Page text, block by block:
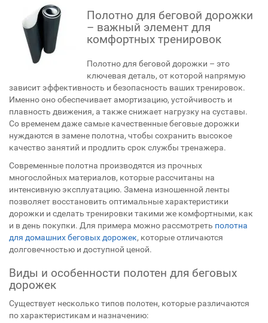
Полотно для беговой дорожки
– важный элемент для
комфортных тренировок
Полотно для беговой дорожки – это
ключевая деталь, от которой напрямую
зависит эффективность и безопасность ваших тренировок.
Именно оно обеспечивает амортизацию, устойчивость и
плавность движения, а также снижает нагрузку на суставы.
Со временем даже самые качественные беговые дорожки
нуждаются в замене полотна, чтобы сохранить высокое
качество занятий и продлить срок службы тренажера.
Современные полотна производятся из прочных
многослойных материалов, которые рассчитаны на
интенсивную эксплуатацию. Замена изношенной ленты
позволяет восстановить оптимальные характеристики
дорожки и сделать тренировки такими же комфортными, как
и в день покупки. Для примера можно рассмотреть полотна
для домашних беговых дорожек, которые отличаются
долговечностью и доступной ценой.
Виды и особенности полотен для беговых
дорожек
Существует несколько типов полотен, которые различаются
по характеристикам и назначению: